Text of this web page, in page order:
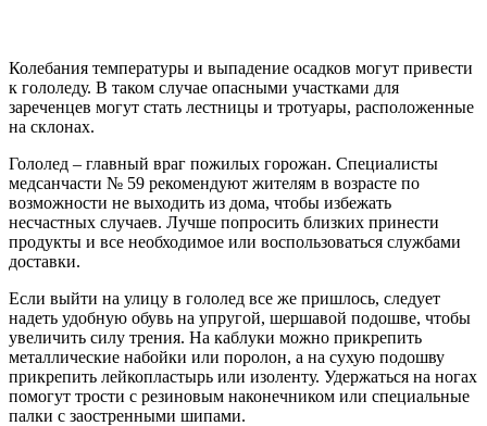
Колебания температуры и выпадение осадков могут привести
к гололеду. В таком случае опасными участками для
зареченцев могут стать лестницы и тротуары, расположенные
на склонах.
Гололед – главный враг пожилых горожан. Специалисты
медсанчасти № 59 рекомендуют жителям в возрасте по
возможности не выходить из дома, чтобы избежать
несчастных случаев. Лучше попросить близких принести
продукты и все необходимое или воспользоваться службами
доставки.
Если выйти на улицу в гололед все же пришлось, следует
надеть удобную обувь на упругой, шершавой подошве, чтобы
увеличить силу трения. На каблуки можно прикрепить
металлические набойки или поролон, а на сухую подошву
прикрепить лейкопластырь или изоленту. Удержаться на ногах
помогут трости с резиновым наконечником или специальные
палки с заостренными шипами.